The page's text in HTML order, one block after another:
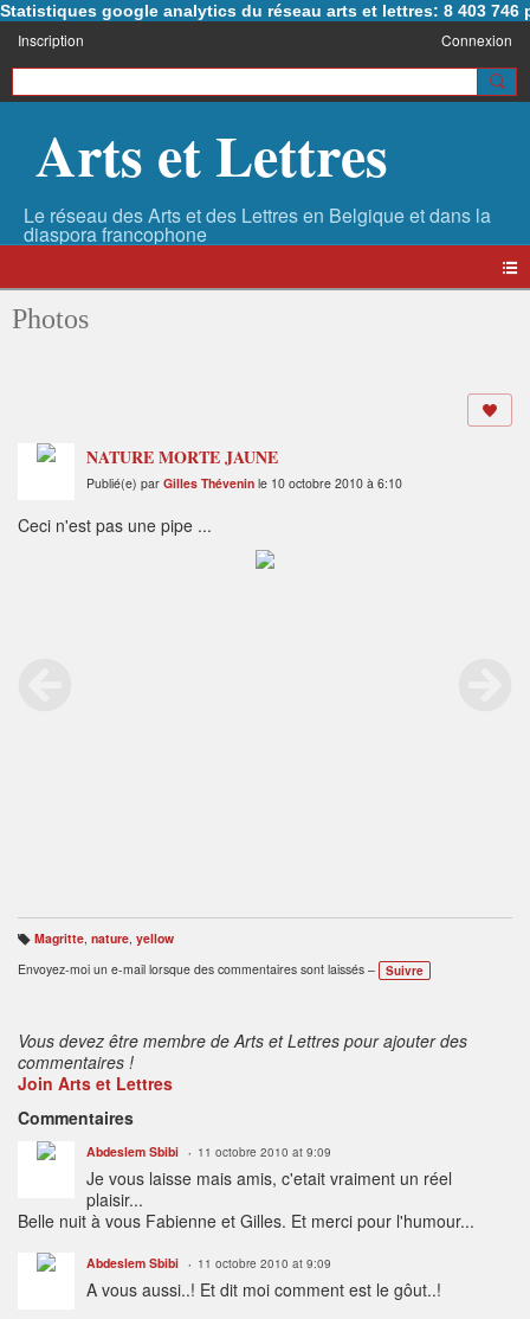
Statistiques google analytics du réseau arts et lettres: 8 403 746
Inscription Connexion
Arts et Lettres
Photos
NATURE MORTE JAUNE
Publié(e) par Gilles Thévenin le 10 octobre 2010 à 6:10
Ceci n'est pas une pipe ...
B
ali
s
Magritte, nature, yellow
Envoyez-moi un e-mail lorsque des commentaires sont laissés –
Suivre
Vous devez être membre de Arts et Lettres pour ajouter des
commentaires !
Join Arts et Lettres
Commentaires
Abdeslem Sbibi 11 octobre 2010 at 9:09
Je vous laisse mais amis, c'etait vraiment un réel
plaisir...
Belle nuit à vous Fabienne et Gilles. Et merci pour l'humour...
Abdeslem Sbibi 11 octobre 2010 at 9:09
A vous aussi..! Et dit moi comment est le gôut..!